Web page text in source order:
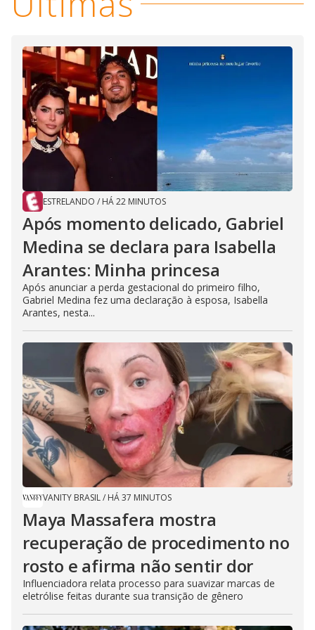
i
d
e
o
ESTRELANDO / HÁ 22 MINUTOS
Após momento delicado, Gabriel
Medina se declara para Isabella
Arantes: Minha princesa
Após anunciar a perda gestacional do primeiro filho,
Gabriel Medina fez uma declaração à esposa, Isabella
Arantes, nesta...
VANITY BRASIL/ HÁ 37 MINUTOS
Maya Massafera mostra
recuperação de procedimento no
rosto e afirma não sentir dor
Influenciadora relata processo para suavizar marcas de
eletrólise feitas durante sua transição de gênero